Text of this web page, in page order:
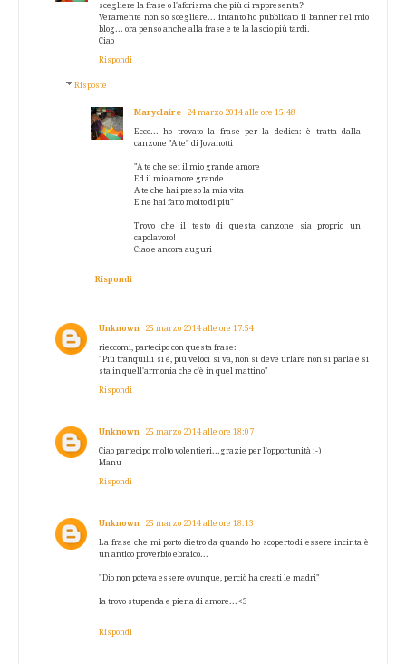
scegliere la frase o l'aforisma che più ci rappresenta?
Veramente non so scegliere... intanto ho pubblicato il banner nel mio
blog... ora penso anche alla frase e te la lascio più tardi.
Ciao
Rispondi
Risposte
Maryclaire 24 marzo 2014 alle ore 15:48
Ecco... ho trovato la frase per la dedica: è tratta dalla
canzone "A te" di Jovanotti
"A te che sei il mio grande amore
Ed il mio amore grande
A te che hai preso la mia vita
E ne hai fatto molto di più"
Trovo che il testo di questa canzone sia proprio un
capolavoro!
Ciao e ancora auguri
Rispondi
Unknown 25 marzo 2014 alle ore 17:54
rieccomi, partecipo con questa frase:
"Più tranquilli si è, più veloci si va, non si deve urlare non si parla e si
sta in quell'armonia che c'è in quel mattino"
Rispondi
Unknown 25 marzo 2014 alle ore 18:07
Ciao partecipo molto volentieri...grazie per l'opportunità :-)
Manu
Rispondi
Unknown 25 marzo 2014 alle ore 18:13
La frase che mi porto dietro da quando ho scoperto di essere incinta è
un antico proverbio ebraico...
"Dio non poteva essere ovunque, perciò ha creati le madri"
la trovo stupenda e piena di amore...<3
Rispondi